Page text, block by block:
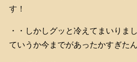
す！
・・しかしグッと冷えてまいりまし
ていうか今までがあったかすぎた